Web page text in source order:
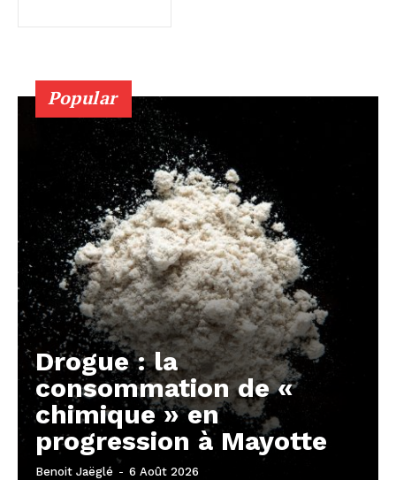
Popular
Drogue : la
consommation de «
chimique » en
progression à Mayotte
Benoit Jaëglé - 6 Août 2026